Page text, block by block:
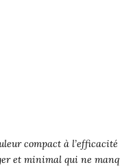
compact à
et minimal qui ne